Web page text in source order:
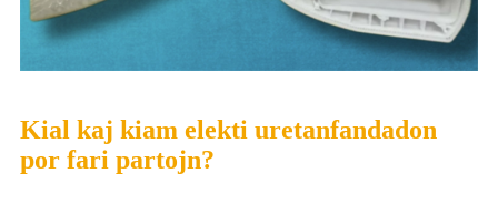
Kial kaj kiam elekti uretanfandadon
por fari partojn?